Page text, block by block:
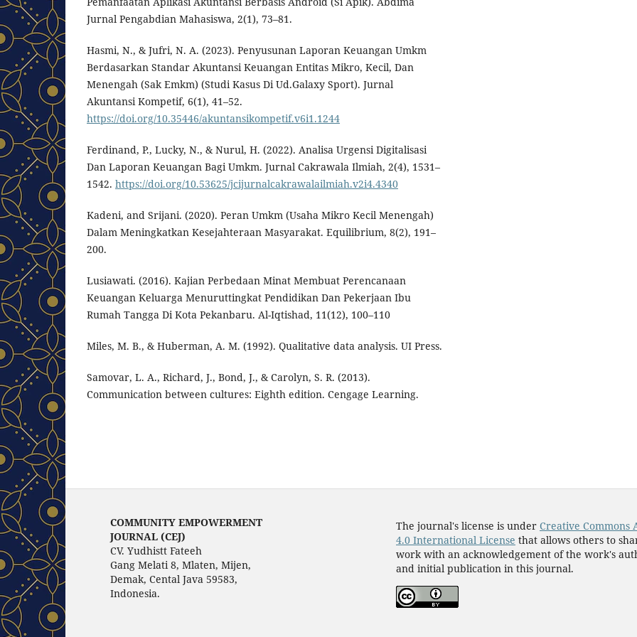
Jurnal Pengabdian Mahasiswa, 2(1), 73–81.
Hasmi, N., & Jufri, N. A. (2023). Penyusunan Laporan Keuangan Umkm
Berdasarkan Standar Akuntansi Keuangan Entitas Mikro, Kecil, Dan
Menengah (Sak Emkm) (Studi Kasus Di Ud.Galaxy Sport). Jurnal
Akuntansi Kompetif, 6(1), 41–52.
https://doi.org/10.35446/akuntansikompetif.v6i1.1244
Ferdinand, P., Lucky, N., & Nurul, H. (2022). Analisa Urgensi Digitalisasi
Dan Laporan Keuangan Bagi Umkm. Jurnal Cakrawala Ilmiah, 2(4), 1531–
1542. https://doi.org/10.53625/jcijurnalcakrawalailmiah.v2i4.4340
Kadeni, and Srijani. (2020). Peran Umkm (Usaha Mikro Kecil Menengah)
Dalam Meningkatkan Kesejahteraan Masyarakat. Equilibrium, 8(2), 191–
200.
Lusiawati. (2016). Kajian Perbedaan Minat Membuat Perencanaan
Keuangan Keluarga Menuruttingkat Pendidikan Dan Pekerjaan Ibu
Rumah Tangga Di Kota Pekanbaru. Al-Iqtishad, 11(12), 100–110
Miles, M. B., & Huberman, A. M. (1992). Qualitative data analysis. UI Press.
Samovar, L. A., Richard, J., Bond, J., & Carolyn, S. R. (2013).
Communication between cultures: Eighth edition. Cengage Learning.
COMMUNITY EMPOWERMENT
JOURNAL (CEJ)
CV. Yudhistt Fateeh
Gang Melati 8, Mlaten, Mijen,
Demak, Cental Java 59583,
Indonesia.
The journal's license is under Creative Commons
4.0 International License that allows others to
work with an acknowledgement of the work's
and initial publication in this journal.